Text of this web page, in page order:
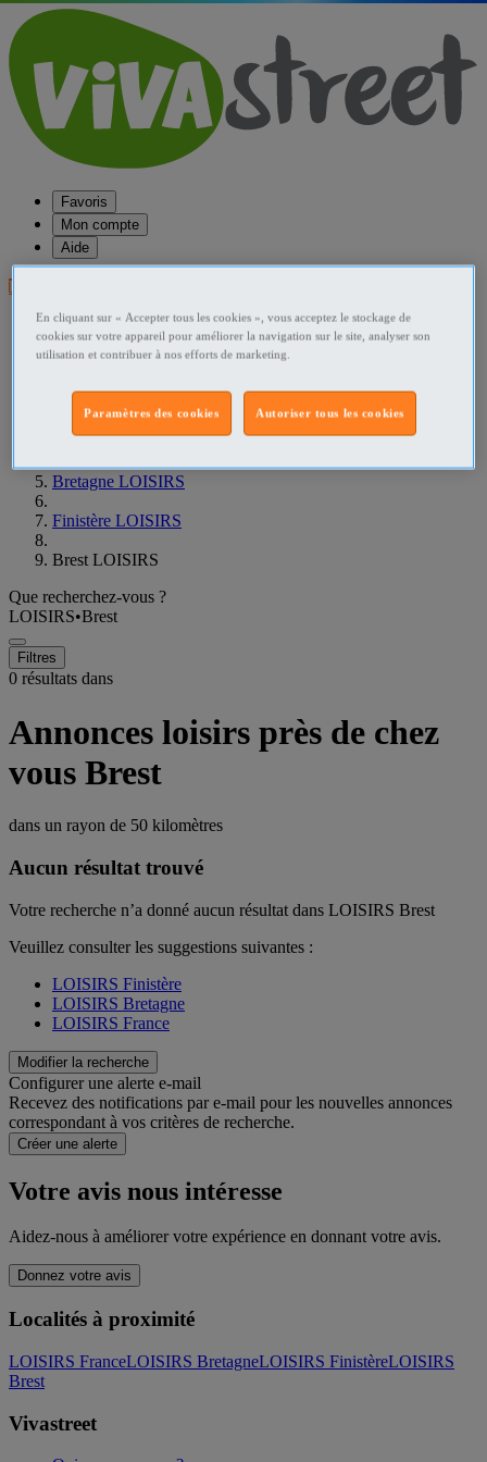
Favoris
Mon compte
Aide
Publier une annonce
Favoris
Publier une annonce
France LOISIRS
Bretagne LOISIRS
Finistère LOISIRS
Brest LOISIRS
Que recherchez-vous ?
LOISIRS•Brest
Filtres
0 résultats dans
Annonces loisirs près de chez
vous Brest
dans un rayon de 50 kilomètres
Aucun résultat trouvé
Votre recherche n’a donné aucun résultat dans LOISIRS Brest
Veuillez consulter les suggestions suivantes :
LOISIRS Finistère
LOISIRS Bretagne
LOISIRS France
Modifier la recherche
Configurer une alerte e-mail
Recevez des notifications par e-mail pour les nouvelles annonces
correspondant à vos critères de recherche.
Créer une alerte
Votre avis nous intéresse
Aidez-nous à améliorer votre expérience en donnant votre avis.
Donnez votre avis
Localités à proximité
LOISIRS FranceLOISIRS BretagneLOISIRS FinistèreLOISIRS
Brest
Vivastreet
En cliquant sur « Accepter tous les cookies », vous acceptez le stockage de
cookies sur votre appareil pour améliorer la navigation sur le site, analyser son
utilisation et contribuer à nos efforts de marketing.
Autoriser tous les cookies
Paramètres des cookies